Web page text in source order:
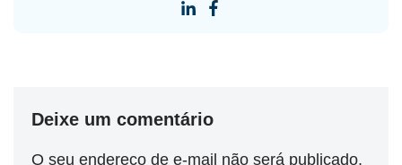
Deixe um comentário
O seu endereço de e-mail não será publicado.